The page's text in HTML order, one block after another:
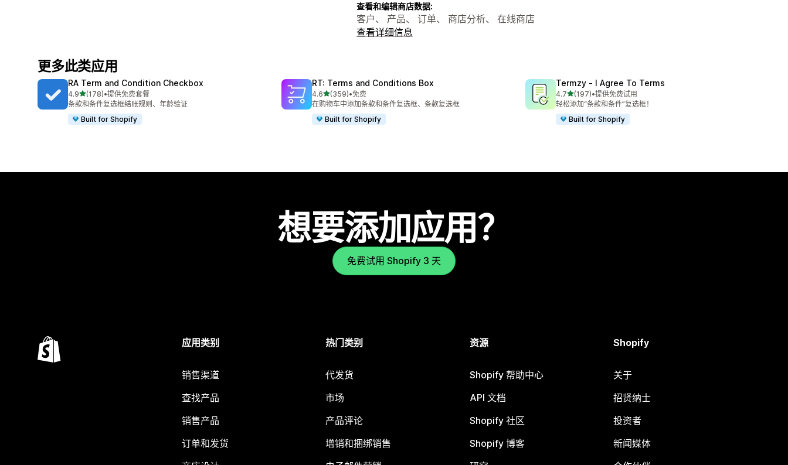
查看和编辑商店数据:
客户、 产品、 订单、 商店分析、 在线商店
查看详细信息
更多此类应用
RA Term and Condition Checkbox
4.9星（满分 5 星）
(178)
总共 178 条评论
•提供免费套餐
条款和条件复选框结账规则、年龄验证
Built for Shopify
RT: Terms and Conditions Box
4.6星（满分 5 星）
(359)
总共 359 条评论
•免费
在购物车中添加条款和条件复选框、条款复选框
Built for Shopify
Termzy ‑ I Agree To Terms
4.7星（满分 5 星）
(197)
总共 197 条评论
•提供免费试用
轻松添加“条款和条件”复选框！
Built for Shopify
想要添加应用？
免费试用 Shopify 3 天
应用类别
销售渠道
查找产品
销售产品
订单和发货
热门类别
代发货
市场
产品评论
增销和捆绑销售
资源
Shopify 帮助中心
API 文档
Shopify 社区
Shopify 博客
Shopify
关于
招贤纳士
投资者
新闻媒体